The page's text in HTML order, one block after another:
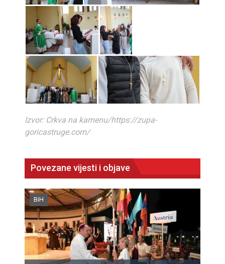
Izvor: Crkva na kamenu/https://zupa-
goricastruge.com/
Povezane vijesti i objave
BiH